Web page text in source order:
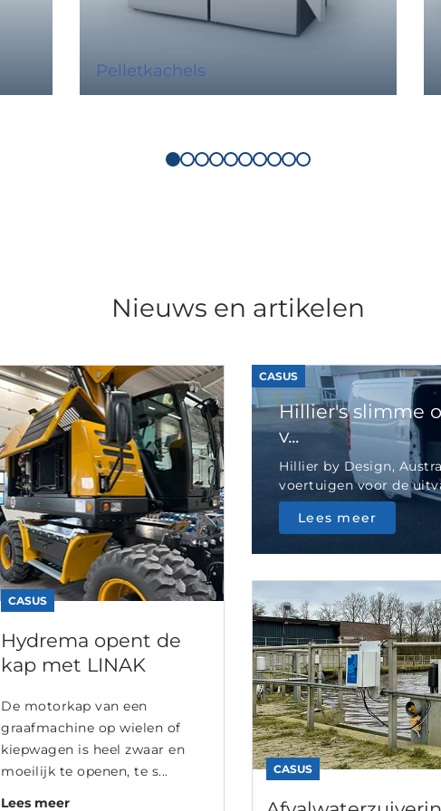
Pelletkachels
Nieuws en artikelen
CASUS
Hydrema opent de
kap met LINAK
De motorkap van een
graafmachine op wielen of
kiepwagen is heel zwaar en
moeilijk te openen, te s...
Lees meer
CASUS
Hillier's slimme
v...
Hillier by Design,
voertuigen voor de
Lees meer
CASUS